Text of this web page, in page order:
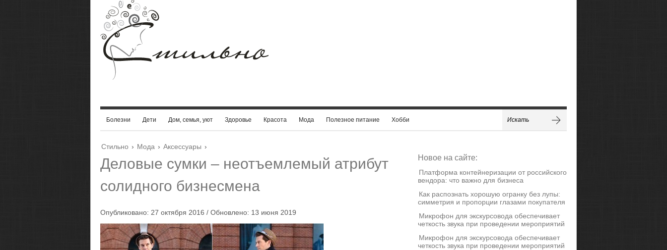
Болезни Дети Дом, семья, уют Здоровье Красота Мода Полезное питание Хобби
Стильно › Мода › Аксессуары ›
Деловые сумки – неотъемлемый атрибут
солидного бизнесмена
Опубликовано: 27 октября 2016 / Обновлено: 13 июня 2019
Новое на сайте:
Платформа контейнеризации от российского
вендора: что важно для бизнеса
Как распознать хорошую огранку без лупы:
симметрия и пропорции глазами покупателя
Микрофон для экскурсовода обеспечивает
четкость звука при проведении мероприятий
Микрофон для экскурсовода обеспечивает
четкость звука при проведении мероприятий